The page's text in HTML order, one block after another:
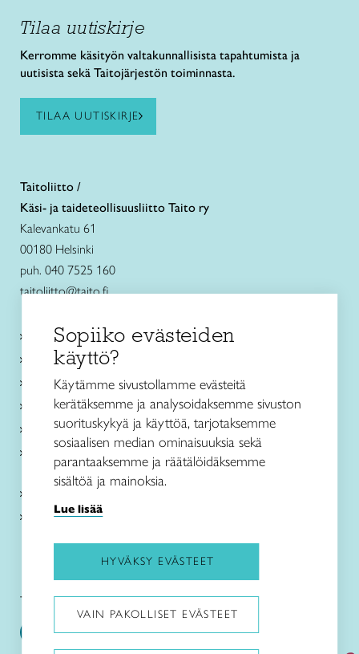
Tilaa uutiskirje
Kerromme käsityön valtakunnallisista tapahtumista ja
uutisista sekä Taitojärjestön toiminnasta.
TILAA UUTISKIRJE
Taitoliitto /
Käsi- ja taideteollisuusliitto Taito ry
Kalevankatu 61
00180 Helsinki
puh. 040 7525 160
taitoliitto@taito.fi
Käsityökurssit ja koulutus
Ajankohtaista
Käsityöohjeet
Me olemme Taito
Paikallinen toiminta
Verkkokaupat
Kirjaudu Arviin
Kirjaudu Taitocampukseen
Taitoliitto: Taito-lehti:
Sopiiko evästeiden
käyttö?
Käytämme sivustollamme evästeitä
kerätäksemme ja analysoidaksemme sivuston
suorituskykyä ja käyttöä, tarjotaksemme
sosiaalisen median ominaisuuksia sekä
parantaaksemme ja räätälöidäksemme
sisältöä ja mainoksia.
Lue lisää
HYVÄKSY EVÄSTEET
VAIN PAKOLLISET EVÄSTEET